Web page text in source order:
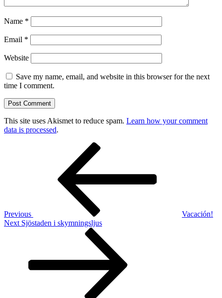
Name *
Email *
Website
Save my name, email, and website in this browser for the next
time I comment.
This site uses Akismet to reduce spam. Learn how your comment
data is processed.
Previous
Vacación!
Next
Next Sjöstaden i skymningsljus